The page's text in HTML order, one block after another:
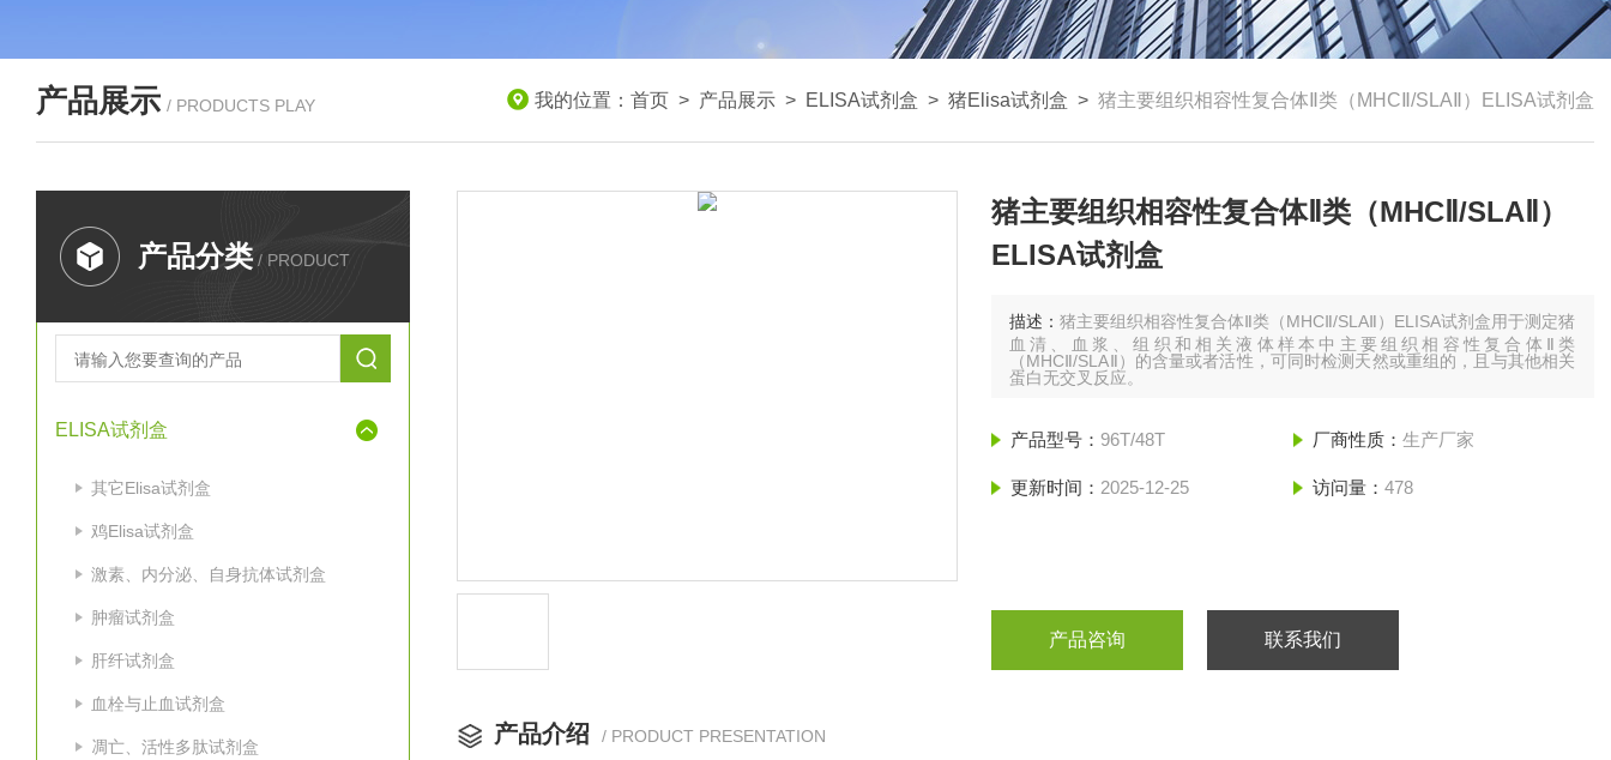
产品展示 / PRODUCTS PLAY 我的位置： 首页 > 产品展示 > ELISA试剂盒 > 猪Elisa试剂盒 > 猪主要组织相容性复合体Ⅱ类（MHCⅡ/SLAⅡ）ELISA试剂盒
产品分类 / PRODUCT
ELISA试剂盒
其它Elisa试剂盒
鸡Elisa试剂盒
激素、内分泌、自身抗体试剂盒
肿瘤试剂盒
肝纤试剂盒
血栓与止血试剂盒
凋亡、活性多肽试剂盒
猪主要组织相容性复合体Ⅱ类（MHCⅡ/SLAⅡ）
ELISA试剂盒
描述：猪主要组织相容性复合体Ⅱ类（MHCⅡ/SLAⅡ）ELISA试剂盒用于测定猪
血清、血浆、组织和相关液体样本中主要组织相容性复合体Ⅱ类
（MHCⅡ/SLAⅡ）的含量或者活性，可同时检测天然或重组的，且与其他相关
蛋白无交叉反应。
产品型号： 96T/48T 厂商性质： 生产厂家
更新时间： 2025-12-25 访问量： 478
产品咨询 联系我们
产品介绍 / PRODUCT PRESENTATION